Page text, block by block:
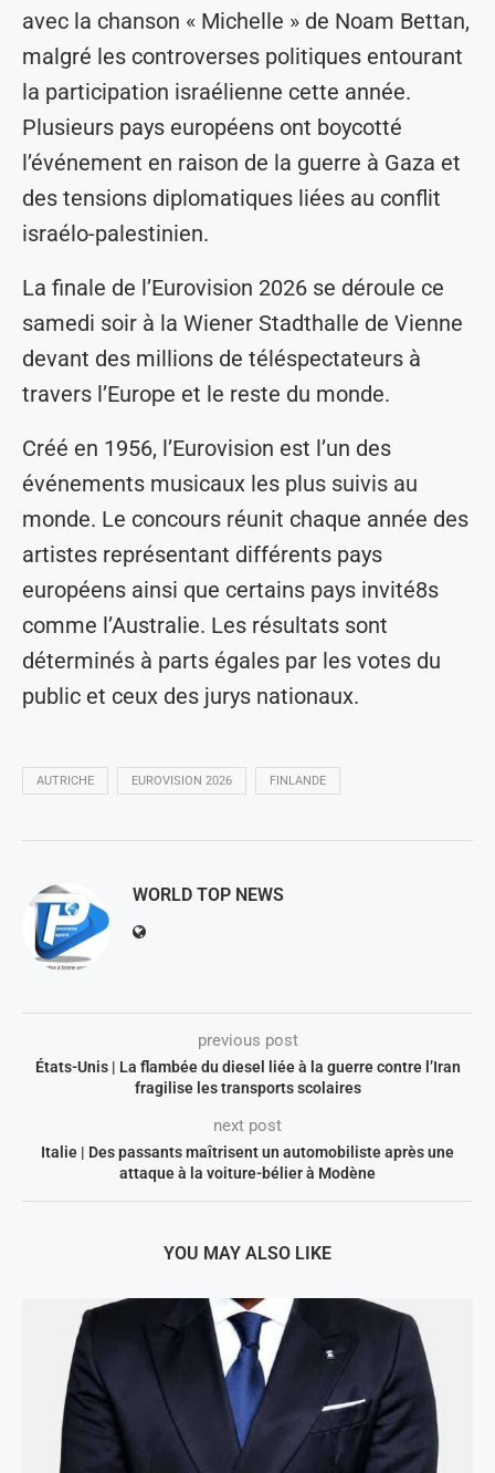
avec la chanson « Michelle » de Noam Bettan,
malgré les controverses politiques entourant
la participation israélienne cette année.
Plusieurs pays européens ont boycotté
l’événement en raison de la guerre à Gaza et
des tensions diplomatiques liées au conflit
israélo-palestinien.
La finale de l’Eurovision 2026 se déroule ce
samedi soir à la Wiener Stadthalle de Vienne
devant des millions de téléspectateurs à
travers l’Europe et le reste du monde.
Créé en 1956, l’Eurovision est l’un des
événements musicaux les plus suivis au
monde. Le concours réunit chaque année des
artistes représentant différents pays
européens ainsi que certains pays invité8s
comme l’Australie. Les résultats sont
déterminés à parts égales par les votes du
public et ceux des jurys nationaux.
AUTRICHE EUROVISION 2026 FINLANDE
WORLD TOP NEWS
previous post
États-Unis | La flambée du diesel liée à la guerre contre l’Iran
fragilise les transports scolaires
next post
Italie | Des passants maîtrisent un automobiliste après une
attaque à la voiture-bélier à Modène
YOU MAY ALSO LIKE